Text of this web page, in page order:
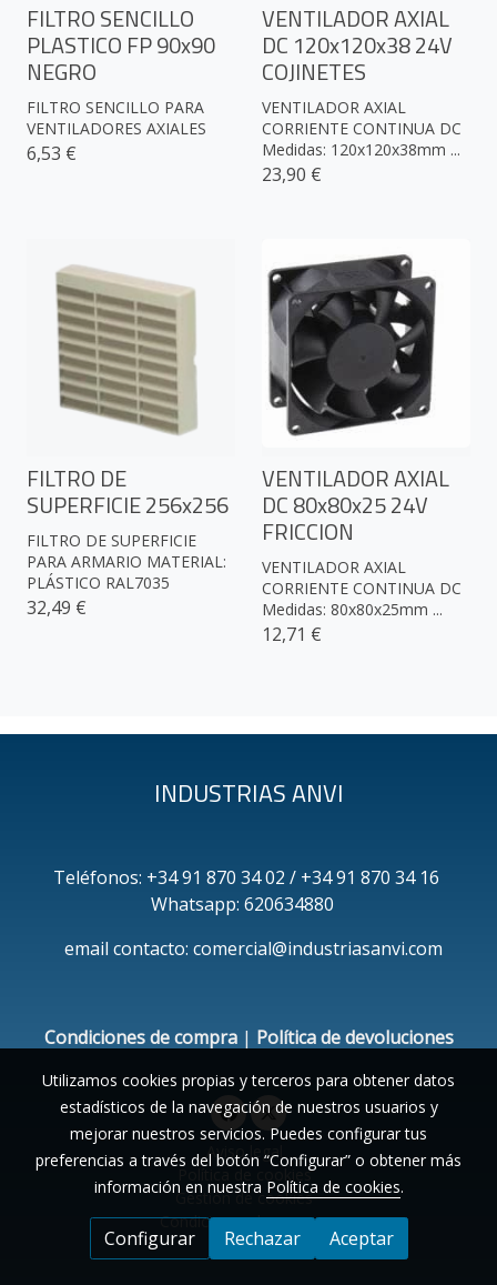
FILTRO SENCILLO
PLASTICO FP 90x90
NEGRO
FILTRO SENCILLO PARA
VENTILADORES AXIALES
6,53 €
VENTILADOR AXIAL
DC 120x120x38 24V
COJINETES
VENTILADOR AXIAL
CORRIENTE CONTINUA DC
Medidas: 120x120x38mm ...
23,90 €
FILTRO DE
SUPERFICIE 256x256
FILTRO DE SUPERFICIE
PARA ARMARIO MATERIAL:
PLÁSTICO RAL7035
32,49 €
VENTILADOR AXIAL
DC 80x80x25 24V
FRICCION
VENTILADOR AXIAL
CORRIENTE CONTINUA DC
Medidas: 80x80x25mm ...
12,71 €
INDUSTRIAS ANVI
Teléfonos: +34 91 870 34 02 / +34 91 870 34 16
Whatsapp: 620634880
email contacto: comercial@industriasanvi.com
Condiciones de compra| Política de devoluciones
Aviso legal
Política de cookies
Gestión de cookies
Condiciones de compra
Utilizamos cookies propias y terceros para obtener datos
estadísticos de la navegación de nuestros usuarios y
mejorar nuestros servicios. Puedes configurar tus
preferencias a través del botón “Configurar” o obtener más
información en nuestra Política de cookies.
Configurar Rechazar Aceptar